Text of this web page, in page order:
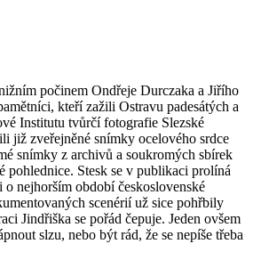
počinem Ondřeje Durczaka a Jiřího
kteří zažili Ostravu padesátých a
Institutu tvůrčí fotografie Slezské
již zveřejněné snímky ocelového srdce
snímky z archivů a soukromých sbírek
pohlednice. Stesk se v publikaci prolíná
nejhorším období československé
scenérií už sice pohřbily
Jindřiška se pořád čepuje. Jeden ovšem
slzu, nebo být rád, že se nepíše třeba